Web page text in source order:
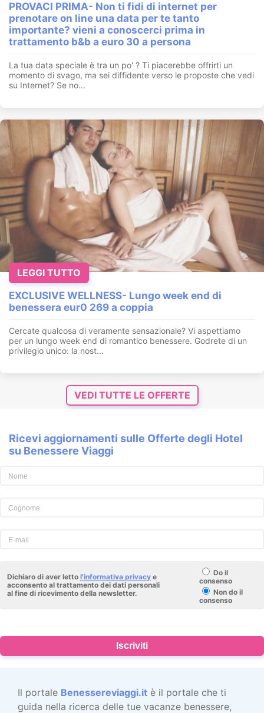
PROVACI PRIMA- Non ti fidi di internet per
prenotare on line una data per te tanto
importante? vieni a conoscerci prima in
trattamento b&b a euro 30 a persona
La tua data speciale è tra un po' ? Ti piacerebbe offrirti un
momento di svago, ma sei diffidente verso le proposte che vedi
su Internet? Se no...
EXCLUSIVE WELLNESS- Lungo week end di
benessera eur0 269 a coppia
Cercate qualcosa di veramente sensazionale? Vi aspettiamo
per un lungo week end di romantico benessere. Godrete di un
privilegio unico: la nost...
LEGGI TUTTO
VEDI TUTTE LE OFFERTE
Ricevi aggiornamenti sulle Offerte degli Hotel
su Benessere Viaggi
Dichiaro di aver letto l'informativa privacy e
acconsento al trattamento dei dati personali
al fine di ricevimento della newsletter.
Do il
consenso
Non do il
consenso
Iscriviti
Il portale Benessereviaggi.it è il portale che ti
guida nella ricerca delle tue vacanze benessere,